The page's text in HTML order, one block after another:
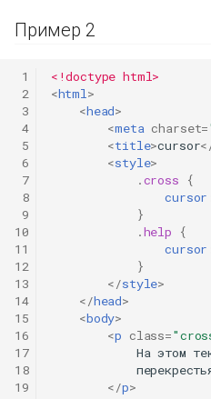
Пример 2
1
2
3
4
5
6
7
8
9
10
11
12
13
14
15
16
17
18
19
<!doctype html>
<html>
<head>
<meta charset=
<title>cursor
<style>
.cross
{
cursor
}
.help
{
cursor
}
</style>
</head>
<body>
<p class=
На этом
</p>